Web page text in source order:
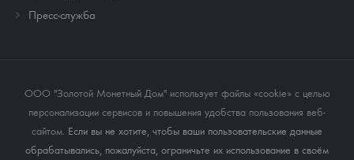
Пресс-служба
ООО "Золотой Монетный Дом" использует файлы «cookie» с целью
персонализации сервисов и повышения удобства пользования веб-
сайтом . Если вы не хотите, чтобы ваши пользовательские данные
обрабатывались, пожалуйста, ограничьте их использование в своём